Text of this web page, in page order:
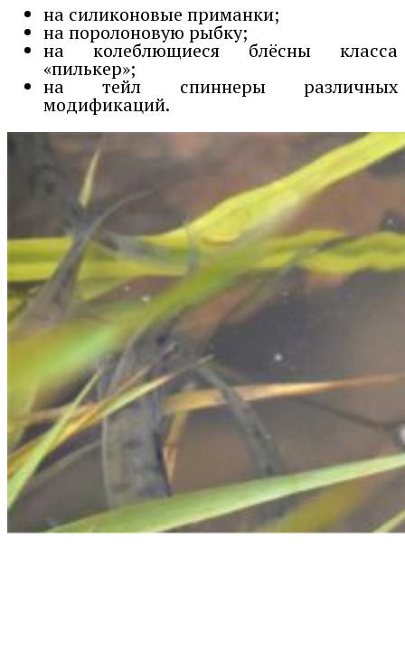
на силиконовые приманки;
на поролоновую рыбку;
на колеблющиеся блёсны класса
«пилькер»;
на тейл спиннеры различных
модификаций.